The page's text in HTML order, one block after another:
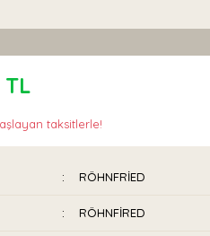
TL
taksitlerle!
RÖHNFRİED
RÖHNFİRED